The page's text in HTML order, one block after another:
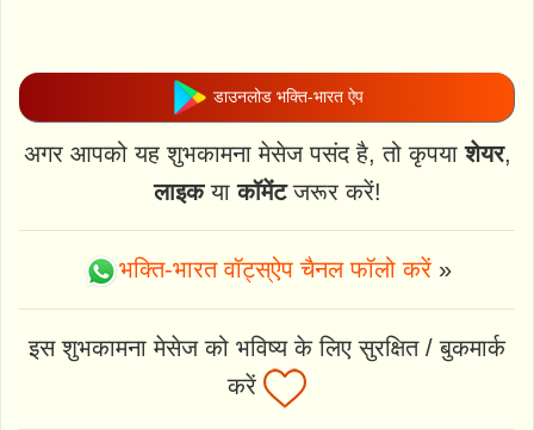
डाउनलोड भक्ति-भारत ऐप
अगर आपको यह शुभकामना मेसेज पसंद है, तो कृपयाशेयर,
लाइकयाकॉमेंटजरूर करें!
भक्ति-भारत वॉट्स्ऐप चैनल फॉलो करें»
इस शुभकामना मेसेज को भविष्य के लिए सुरक्षित / बुकमार्क
करें